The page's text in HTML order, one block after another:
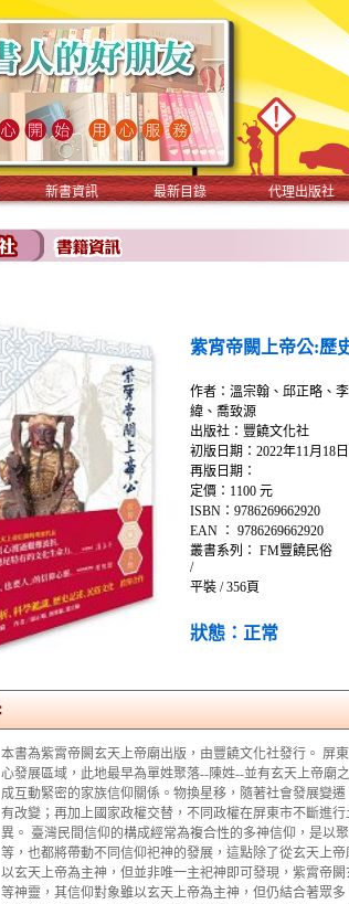
新書資訊 最新目錄 代理出版社
紫宵帝闕上帝公:歷
作者：溫宗翰、邱正略、
緯、喬致源
出版社：豐饒文化社
初版日期：2022年11月18日
再版日期：
定價：1100 元
ISBN：9786269662920
EAN ： 9786269662920
叢書系列： FM豐饒民俗
/
平裝 / 356頁
狀態：正常
本書為紫霄帝闕玄天上帝廟出版，由豐饒文化社發行。 屏
心發展區域，此地最早為單姓聚落--陳姓--並有玄天上帝廟
成互動緊密的家族信仰關係。物換星移，隨著社會發展變
有改變；再加上國家政權交替，不同政權在屏東市不斷進
異。 臺灣民間信仰的構成經常為複合性的多神信仰，是以
等，也都將帶動不同信仰祀神的發展，這點除了從玄天上
以玄天上帝為主神，但並非唯一主祀神即可發現，紫霄帝
等神靈，其信仰對象雖以玄天上帝為主神，但仍結合著眾